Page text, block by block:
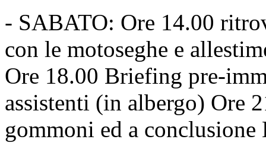
- SABATO: Ore 14.00
con le motoseghe e
Ore 18.00 Briefing pre-
assistenti (in albergo) Ore
gommoni ed a